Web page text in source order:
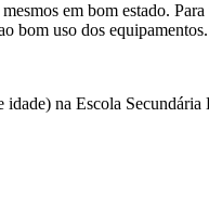
em bom estado.
bom uso dos equipamentos.
na Escola